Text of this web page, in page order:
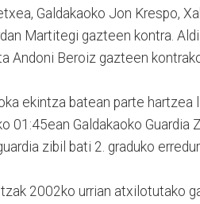
Galdakaoko Jon Krespo,
Martitegi gazteen kontra.
Andoni Beroiz gazteen
ekintza batean parte
01:45ean Galdakaoko
zibil bati 2. graduko
2002ko urrian atxilotutako